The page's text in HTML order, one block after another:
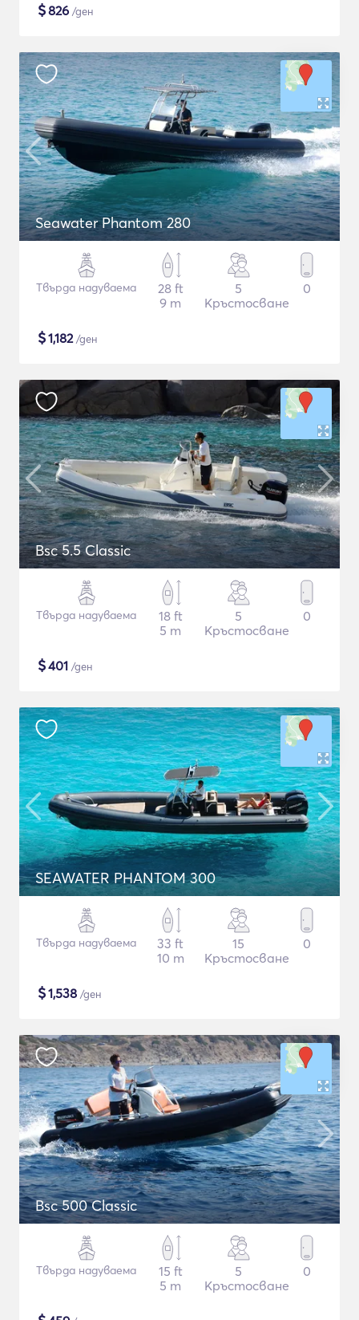
$826 /ден
Seawater Phantom 280
Твърда надуваема
28 ft
9 m
5
Кръстосване
0
$1,182/ден
Bsc 5.5 Classic
Твърда надуваема
18 ft
5 m
5
Кръстосване
0
$401 /ден
SEAWATER PHANTOM 300
Твърда надуваема
33 ft
10 m
15
Кръстосване
0
$1,538 /ден
Bsc 500 Classic
Твърда надуваема
15 ft
5 m
5
Кръстосване
0